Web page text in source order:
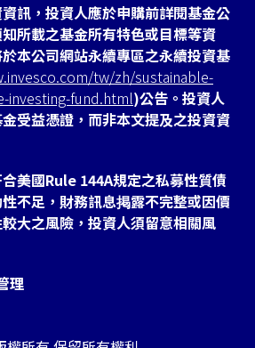
訊，投資人應於申購前詳閱基金公
所載之基金所有特色或目標等資
本公司網站永續專區之永續投資基
tw/zh/sustainable-
investing-fund.html)公告。投資人
受益憑證，而非本文提及之投資資
美國Rule 144A規定之私募性質債
不足，財務訊息掲露不完整或因價
大之風險，投資人須留意相關風
理